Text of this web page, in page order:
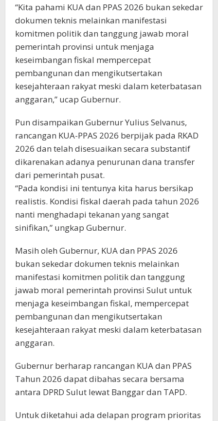
“Kita pahami KUA dan PPAS 2026 bukan sekedar
dokumen teknis melainkan manifestasi
komitmen politik dan tanggung jawab moral
pemerintah provinsi untuk menjaga
keseimbangan fiskal mempercepat
pembangunan dan mengikutsertakan
kesejahteraan rakyat meski dalam keterbatasan
anggaran,” ucap Gubernur.
Pun disampaikan Gubernur Yulius Selvanus,
rancangan KUA-PPAS 2026 berpijak pada RKAD
2026 dan telah disesuaikan secara substantif
dikarenakan adanya penurunan dana transfer
dari pemerintah pusat.
“Pada kondisi ini tentunya kita harus bersikap
realistis. Kondisi fiskal daerah pada tahun 2026
nanti menghadapi tekanan yang sangat
sinifikan,” ungkap Gubernur.
Masih oleh Gubernur, KUA dan PPAS 2026
bukan sekedar dokumen teknis melainkan
manifestasi komitmen politik dan tanggung
jawab moral pemerintah provinsi Sulut untuk
menjaga keseimbangan fiskal, mempercepat
pembangunan dan mengikutsertakan
kesejahteraan rakyat meski dalam keterbatasan
anggaran.
Gubernur berharap rancangan KUA dan PPAS
Tahun 2026 dapat dibahas secara bersama
antara DPRD Sulut lewat Banggar dan TAPD.
Untuk diketahui ada delapan program prioritas